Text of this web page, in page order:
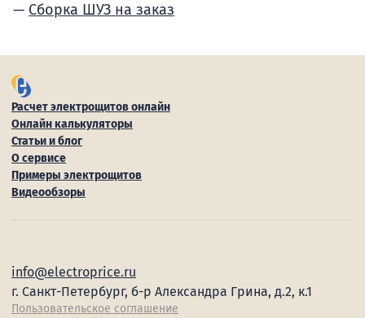
Сборка ШУЗ на заказ
Расчет электрощитов онлайн
Онлайн калькуляторы
Статьи и блог
О сервисе
Примеры электрощитов
Видеообзоры
info@electroprice.ru
г. Санкт-Петербург, б-р Александра Грина, д.2, к.1
Пользовательское соглашение